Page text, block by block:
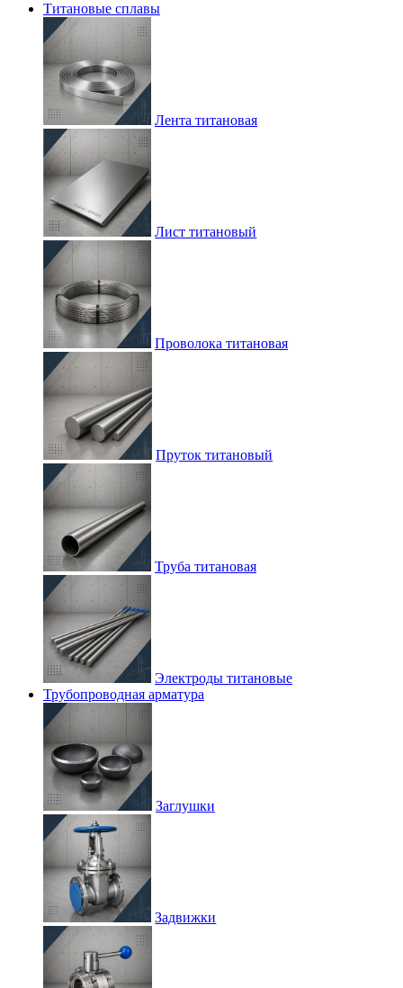
Титановые сплавы
Лента титановая
Лист титановый
Проволока титановая
Пруток титановый
Труба титановая
Электроды титановые
Трубопроводная арматура
Заглушки
Задвижки